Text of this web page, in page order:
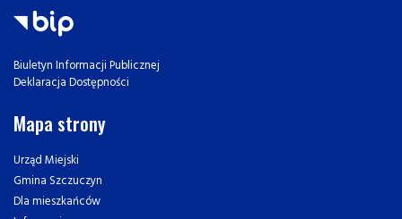
Biuletyn Informacji Publicznej
Deklaracja Dostępności
Mapa strony
Urząd Miejski
Gmina Szczuczyn
Dla mieszkańców